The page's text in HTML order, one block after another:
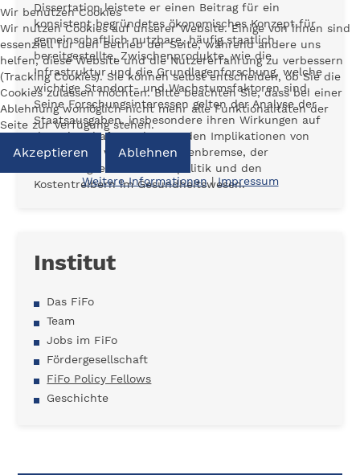
Dissertation leistete er einen Beitrag für ein
konsistent begründetes ökonomisches Konzept für
gemeinschaftlich nutzbare, häufig staatlich
bereitgestellte, Zwischenprodukte, wie die
Infrastruktur und die Grundlagenforschung, welche
wichtige Standort- und Wachstumsfaktoren sind.
Seine Forschungsinteressen gelten der Analyse der
Staatsausgaben, insbesondere ihren Wirkungen auf
das Wirtschaftswachstum, den Implikationen von
Fiskalregeln wie der Schuldenbremse, der
Nachhaltigkeit der Finanzpolitik und den
Kostentreibern im Gesundheitswesen.
Institut
Das FiFo
Team
Jobs im FiFo
Fördergesellschaft
FiFo Policy Fellows
Geschichte
Wir benutzen Cookies
Wir nutzen Cookies auf unserer Website. Einige von ihnen sind
essenziell für den Betrieb der Seite, während andere uns
helfen, diese Website und die Nutzererfahrung zu verbessern
(Tracking Cookies). Sie können selbst entscheiden, ob Sie die
Cookies zulassen möchten. Bitte beachten Sie, dass bei einer
Ablehnung womöglich nicht mehr alle Funktionalitäten der
Seite zur Verfügung stehen.
Akzeptieren Ablehnen
Weitere Informationen|Impressum